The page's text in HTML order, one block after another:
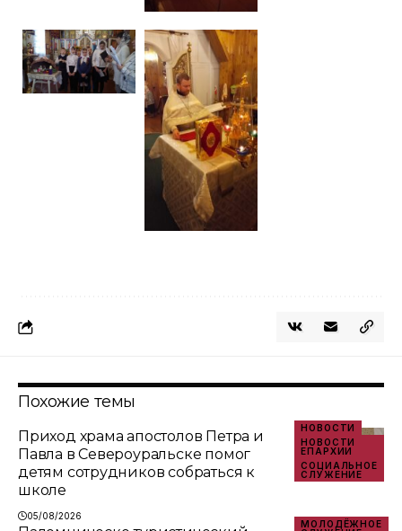
Похожие темы
НОВОСТИ
НОВОСТИ
ЕПАРХИИ
СОЦИАЛЬНОЕ
СЛУЖЕНИЕ
Приход храма апостолов Петра и
Павла в Североуральске помог
детям сотрудников собраться к
школе
05/08/2026
МОЛОДЁЖНОЕ